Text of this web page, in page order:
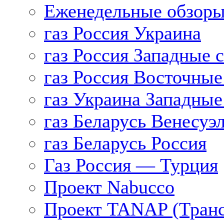
Еженедельные
газ Россия Украина
газ Россия Западные
газ Россия
газ Украина
газ Беларусь
газ Беларусь Россия
Газ Россия — Турция
Проект Nabucco
Проект TANAP